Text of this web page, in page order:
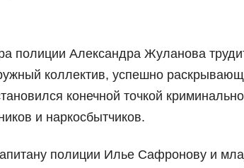
полиции Александра Жуланова
коллектив, успешно
конечной точкой
и наркосбытчиков.
полиции Илье Сафронову и